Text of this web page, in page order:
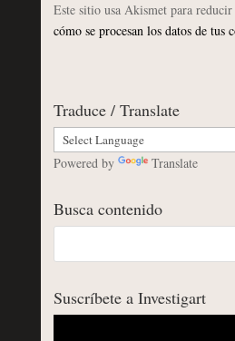
Este sitio usa Akismet para reducir
cómo se procesan los datos de tus
Traduce / Translate
Powered by Translate
Busca contenido
Suscríbete a Investigart